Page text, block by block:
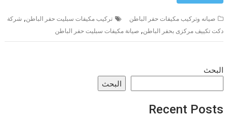
صيانه وتركيب مكيفات حفر الباطن تركيب مكيفات سبليت حفر الباطن, شركة
دكت تكييف مركزى بحفر الباطن,صيانة مكيفات سبليت حفر الباطن
البحث
البحث
Recent Posts